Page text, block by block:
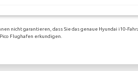
nicht garantieren, dass Sie das genaue Hyundai i10-
Flughafen erkundigen.